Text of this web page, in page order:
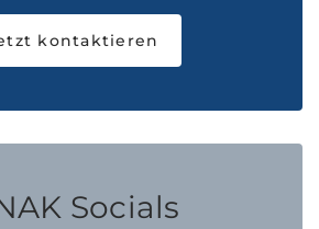
kontaktieren
Socials